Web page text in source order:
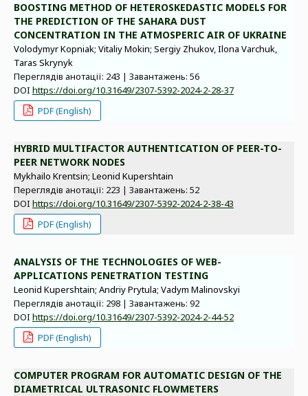
BOOSTING METHOD OF HETEROSKEDASTIC MODELS FOR
THE PREDICTION OF THE SAHARA DUST
CONCENTRATION IN THE ATMOSPERIC AIR OF UKRAINE
Volodymyr Kopniak; Vitaliy Mokin; Sergiy Zhukov, Ilona Varchuk,
Taras Skrynyk
Переглядів анотації: 243 | Завантажень: 56
DOI https://doi.org/10.31649/2307-5392-2024-2-28-37
PDF (English)
HYBRID MULTIFACTOR AUTHENTICATION OF PEER-TO-
PEER NETWORK NODES
Mykhailo Krentsin; Leonid Kupershtain
Переглядів анотації: 223 | Завантажень: 52
DOI https://doi.org/10.31649/2307-5392-2024-2-38-43
PDF (English)
ANALYSIS OF THE TECHNOLOGIES OF WEB-
APPLICATIONS PENETRATION TESTING
Leonid Kupershtain; Andriy Prytula; Vadym Malinovskyi
Переглядів анотації: 298 | Завантажень: 92
DOI https://doi.org/10.31649/2307-5392-2024-2-44-52
PDF (English)
COMPUTER PROGRAM FOR AUTOMATIC DESIGN OF THE
DIAMETRICAL ULTRASONIC FLOWMETERS